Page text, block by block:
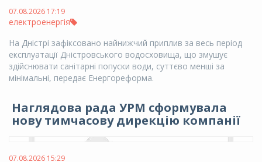
07.08.2026 17:19
електроенергія
На Дністрі зафіксовано найнижчий приплив за весь період
експлуатації Дністровського водосховища, що змушує
здійснювати санітарні попуски води, суттєво менші за
мінімальні, передає Енергореформа.
Наглядова рада УРМ сформувала
нову тимчасову дирекцію компанії
07.08.2026 15:29